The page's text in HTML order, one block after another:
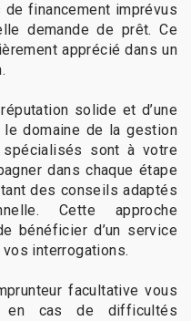
financement imprévus
demande de prêt. Ce
apprécié dans un
solide et d’une
domaine de la gestion
sont à votre
dans chaque étape
des conseils adaptés
Cette approche
bénéficier d’un service
interrogations.
facultative vous
en cas de difficultés